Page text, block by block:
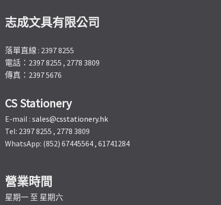
志成文具有限公司
落單直線 : 2397 8255
電話：2397 8255 , 2778 3809
傳真：2397 5676
CS Stationery
E-mail : sales@csstationery.hk
Tel: 2397 8255 , 2778 3809
WhatsApp: (852) 67445564 , 61741284
營業時間
星期一 至 星期六